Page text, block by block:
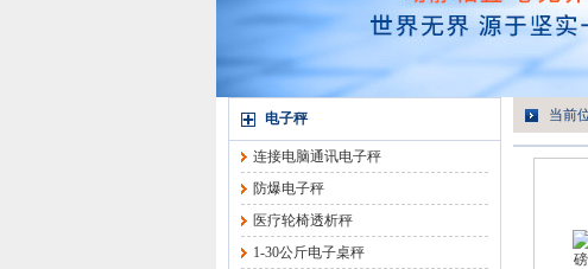
电子秤
连接电脑通讯电子秤
防爆电子秤
医疗轮椅透析秤
1-30公斤电子桌秤
当前